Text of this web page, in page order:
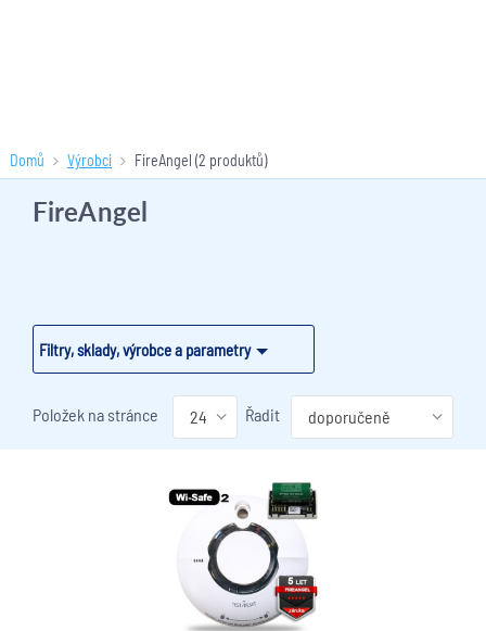
Domů Výrobci FireAngel (2 produktů)
Filtry, sklady, výrobce a parametry
FireAngel
Položek na stránce Řadit